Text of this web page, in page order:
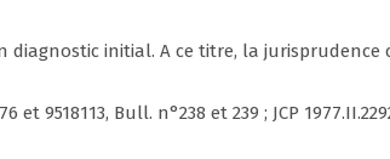
diagnostic initial. A ce titre, la
et 9518113, Bull. n°238 et 239 ; JCP